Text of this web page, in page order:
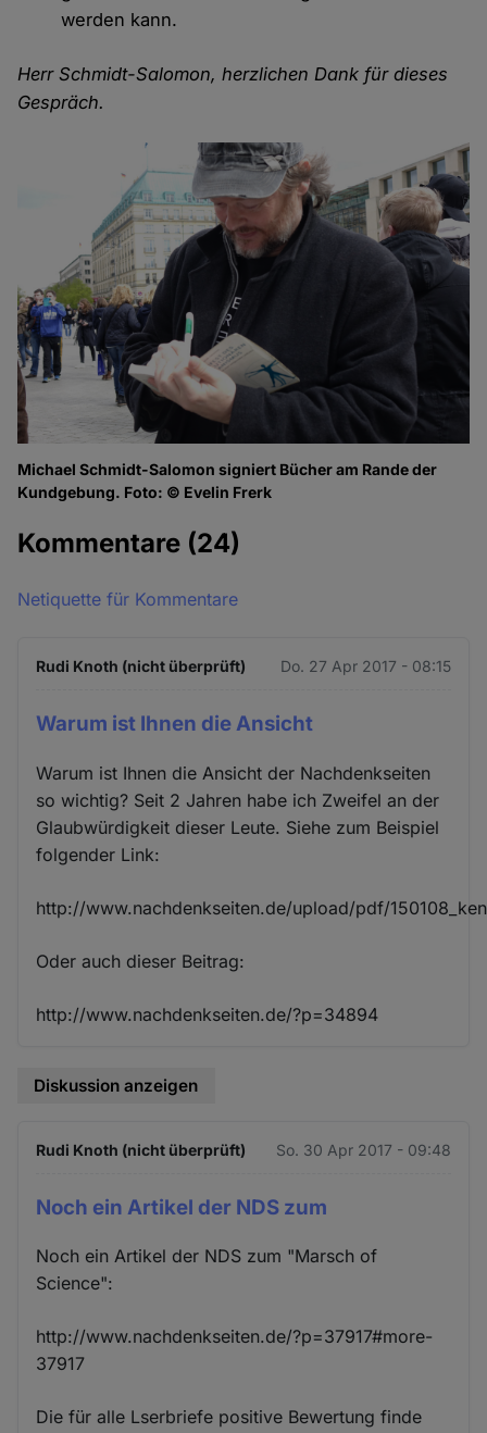
werden kann.
Herr Schmidt-Salomon, herzlichen Dank für dieses
Gespräch.
Michael Schmidt-Salomon signiert Bücher am Rande der
Kundgebung. Foto: © Evelin Frerk
Kommentare (24)
Netiquette für Kommentare
Rudi Knoth (nicht überprüft) Do. 27 Apr 2017 - 08:15
Warum ist Ihnen die Ansicht
Warum ist Ihnen die Ansicht der Nachdenkseiten
so wichtig? Seit 2 Jahren habe ich Zweifel an der
Glaubwürdigkeit dieser Leute. Siehe zum Beispiel
folgender Link:
http://www.nachdenkseiten.de/upload/pdf/
Oder auch dieser Beitrag:
http://www.nachdenkseiten.de/?p=34894
Diskussion anzeigen
Rudi Knoth (nicht überprüft) So. 30 Apr 2017 - 09:48
Noch ein Artikel der NDS zum
Noch ein Artikel der NDS zum "Marsch of
Science":
http://www.nachdenkseiten.de/?p=37917#more-
37917
Die für alle Lserbriefe positive Bewertung finde